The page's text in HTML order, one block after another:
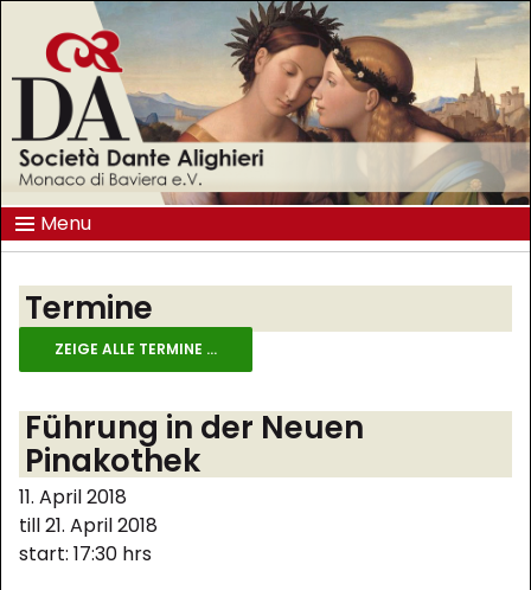
Menu
Termine
ZEIGE ALLE TERMINE ...
Führung in der Neuen
Pinakothek
11. April 2018
till 21. April 2018
start: 17:30 hrs